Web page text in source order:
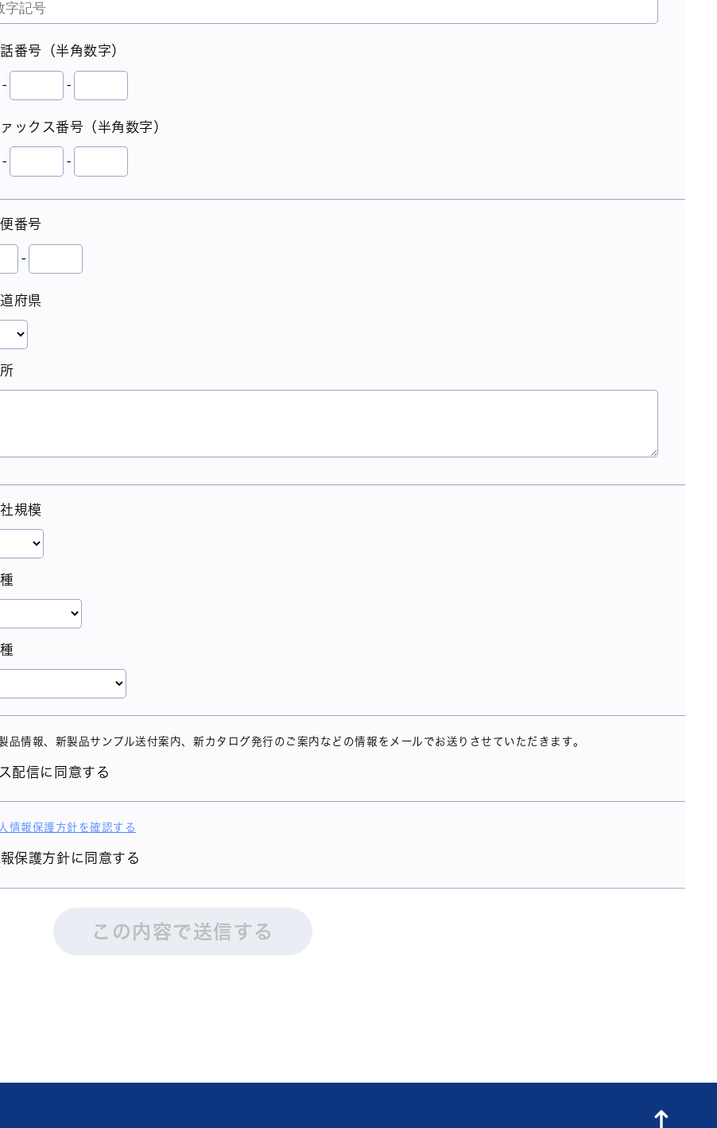
番号（半角数字）
- -
ックス番号（半角数字）
- -
番号
-
府県
規模
品情報、新製品サンプル送付案内、新カタログ発行のご案内などの情報をメールでお送りさせていただきます。
配信に同意する
情報保護方針を確認する
保護方針に同意する
この内容で送信する